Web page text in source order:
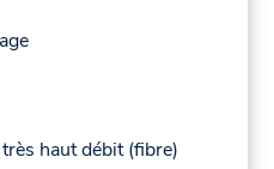
haut débit (fibre)